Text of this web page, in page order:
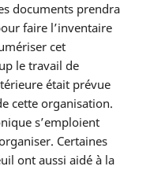
documents prendra
faire l’inventaire
cet
le travail de
était prévue
cette organisation.
s’emploient
Certaines
ont aussi aidé à la